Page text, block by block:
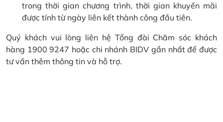
trong thời gian chương trình, thời gian khuyến mãi
được tính từ ngày liên kết thành công đầu tiên.
Quý khách vui lòng liên hệ Tổng đài Chăm sóc khách
hàng 1900 9247 hoặc chi nhánh BIDV gần nhất để được
tư vấn thêm thông tin và hỗ trợ.